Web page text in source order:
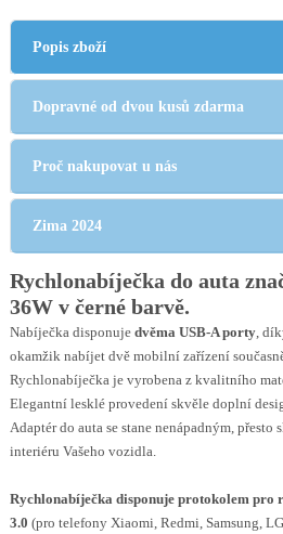
Popis zboží
Dopravné od dvou kusů zdarma
Proč nakupovat u nás
Zima 2024
Rychlonabíječka do auta
36W v černé barvě.
Nabíječka disponuje dvěma USB-A porty,
okamžik nabíjet dvě mobilní zařízení
Rychlonabíječka je vyrobena z kvalitního
Elegantní lesklé provedení skvěle doplní
Adaptér do auta se stane nenápadným,
interiéru Vašeho vozidla.
Rychlonabíječka disponujeprotokolem pro
3.0 (pro telefony Xiaomi, Redmi, Samsung,